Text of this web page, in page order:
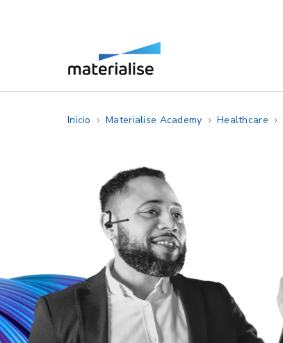
Inicio Materialise Academy Healthcare